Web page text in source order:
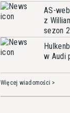
AS-
z
sezon
w Audi
Więcej wiadomości >